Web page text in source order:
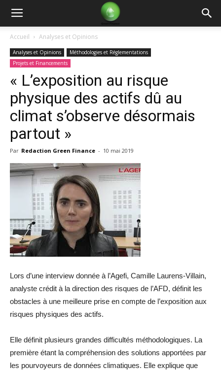
Green
Finance
Accueil Analyses et Opinions
Analyses et Opinions
Méthodologies et Réglementations
Projets et Financements
« L’exposition au risque
physique des actifs dû au
climat s’observe désormais
partout »
Par Redaction Green Finance - 10 mai 2019
Lors d’une interview donnée à l’Agefi, Camille Laurens-Villain,
analyste crédit à la direction des risques de l’AFD, définit les
obstacles à une meilleure prise en compte de l’exposition aux
risques physiques des actifs.
Elle définit plusieurs grandes difficultés méthodologiques. La
première étant la compréhension des solutions apportées par
les pourvoyeurs de données climatiques. Elle explique que